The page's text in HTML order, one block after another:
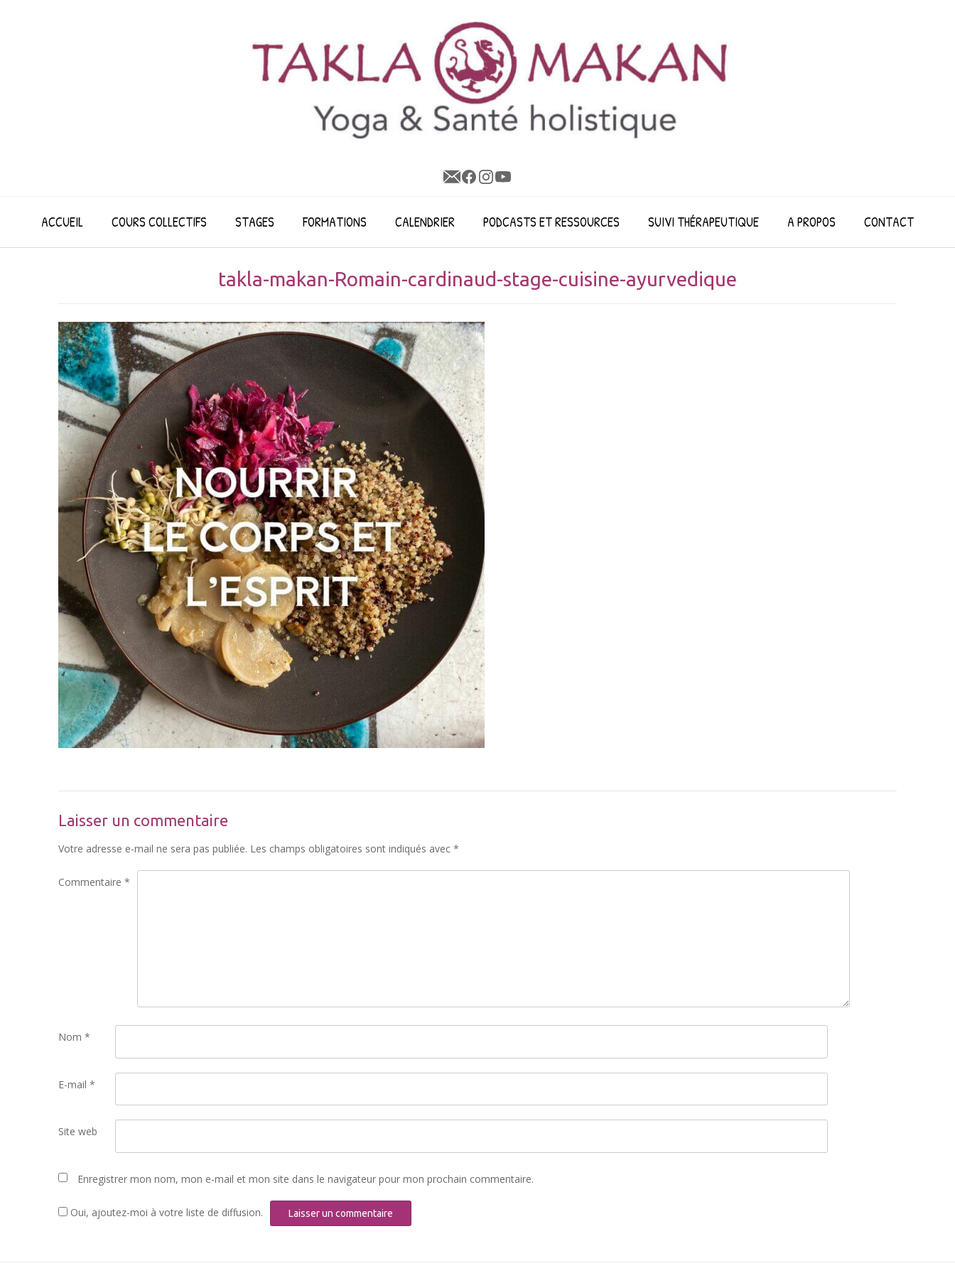
ACCUEIL COURS COLLECTIFS STAGES FORMATIONS CALENDRIER PODCASTS ET RESSOURCES SUIVI THÉRAPEUTIQUE A PROPOS CONTACT
takla-makan-Romain-cardinaud-stage-cuisine-ayurvedique
Laisser un commentaire
Votre adresse e-mail ne sera pas publiée. Les champs obligatoires sont indiqués avec *
Commentaire *
Nom *
E-mail *
Site web
Enregistrer mon nom, mon e-mail et mon site dans le navigateur pour mon prochain commentaire.
Oui, ajoutez-moi à votre liste de diffusion.